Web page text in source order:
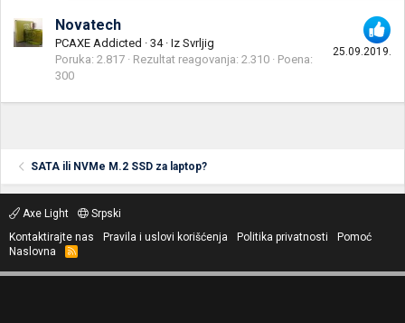
25.09.2019.
Novatech
PCAXE Addicted · 34 · Iz Svrljig
Poruka 2.817 Rezultat reagovanja 2.310
Poena
300
SATA ili NVMe M.2 SSD za laptop?
Axe Light
Srpski
Kontaktirajte nas
Pravila i uslovi korišćenja Politika privatnosti
Pomoć
Naslovna
R
S